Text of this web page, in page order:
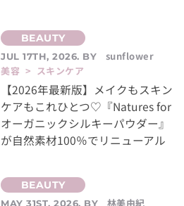
JUL 17TH, 2026. BY
sunflower
美容 > スキンケア
【2026年最新版】メイクもスキン
ケアもこれひとつ♡『Natures for
オーガニックシルキーパウダー』
が自然素材100％でリニューアル
MAY 31ST, 2026. BY
林美由紀